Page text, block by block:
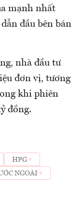
mạnh nhất
đầu bên bán
nhà đầu tư
đơn vị, tương
khi phiên
đồng.
HPG
NGOÀI